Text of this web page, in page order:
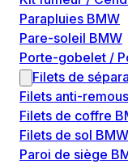
Parapluies BMW
Pare-soleil BMW
Porte-gobelet /
Filets de
Filets anti-
Filets de coffre
Filets de sol BMW
Paroi de siège